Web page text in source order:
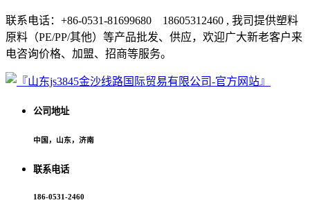
联系电话：+86-0531-81699680 18605312460 , 我司提供塑料
原料（PE/PP/其他）等产品批发、供应，欢迎广大新老客户来
电咨询价格、加盟、招商等服务。
公司地址
中国，山东，济南
联系电话
186-0531-2460